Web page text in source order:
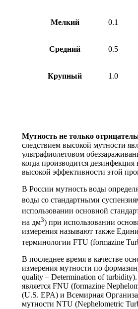
Мелкий 0.1
Средний 0.5
Крупный 1.0
Мутность не только
следствием высокой мутности
ультрафиолетовом
когда производится
высокой эффективности этой
В России мутность воды
воды со стандартными
использовании основной
на дм3) при использовании
измерения называют также
терминологии FTU (formazine
В последнее время в качестве
измерения мутности по
quality – Determination of
является FNU (formazine
(U.S. EPA) и Всемирная
мутности NTU (Nephelometric